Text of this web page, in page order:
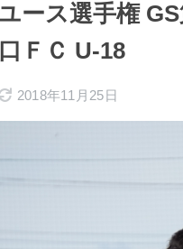
ース選手権
ＦＣ U-18
2018年11月25日